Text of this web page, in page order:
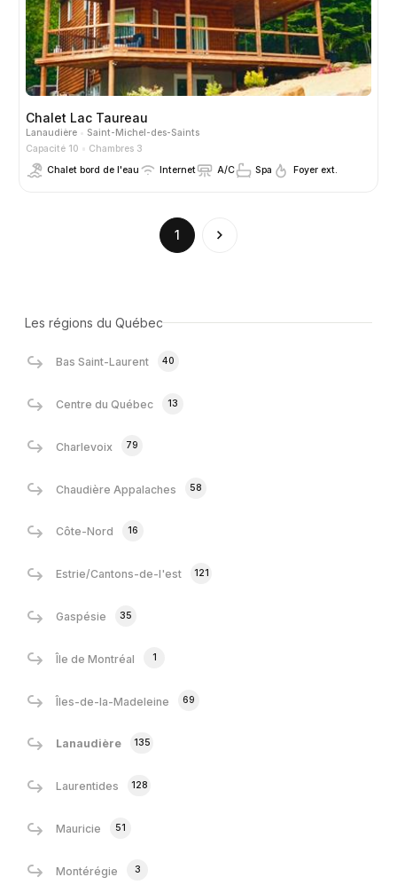
Chalet Lac Taureau
Lanaudière
Saint-Michel-des-Saints
Capacité 10
Chambres 3
Chalet bord de l'eau
Internet A/C Spa Foyer ext.
1
(current)
Les régions du Québec
Bas Saint-Laurent 40
Centre du Québec 13
Charlevoix 79
Chaudière Appalaches 58
Côte-Nord 16
Estrie/Cantons-de-l'est 121
Gaspésie 35
Île de Montréal 1
Îles-de-la-Madeleine 69
Lanaudière 135
Laurentides 128
Mauricie 51
Montérégie 3